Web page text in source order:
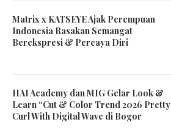
Matrix x KATSEYE Ajak Perempuan
Indonesia Rasakan Semangat
Berekspresi & Percaya Diri
HAI Academy dan MIG Gelar Look &
Learn “Cut & Color Trend 2026 Pretty
Curl With Digital Wave di Bogor